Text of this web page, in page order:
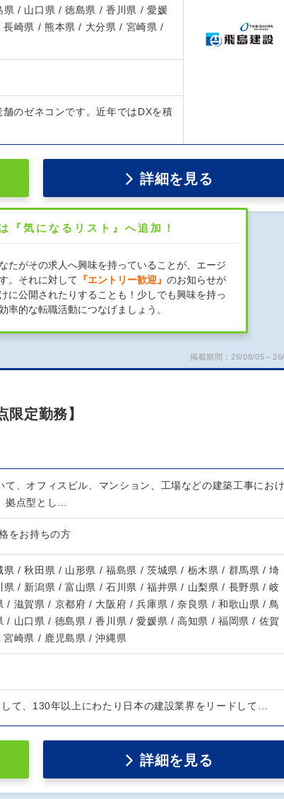
/ 山口県 / 徳島県 / 香川県 / 愛媛
崎県 / 熊本県 / 大分県 / 宮崎県 /
のゼネコンです。近年ではDXを積
詳細を見る
『気になるリスト』へ追加！
たがその求人へ興味を持っていることが、エージ
。それに対して 『エントリー歓迎』 のお知らせが
に公開されたりすることも！少しでも興味を持っ
的な転職活動につなげましょう。
掲載期間：26/08/05～
定勤務】
て、オフィスビル、マンション、工場などの建築工事におけ
拠点型とし…
をお持ちの方
/ 秋田県 / 山形県 / 福島県 / 茨城県 / 栃木県 / 群馬県 / 埼
/ 新潟県 / 富山県 / 石川県 / 福井県 / 山梨県 / 長野県 / 岐
/ 滋賀県 / 京都府 / 大阪府 / 兵庫県 / 奈良県 / 和歌山県 / 鳥
/ 山口県 / 徳島県 / 香川県 / 愛媛県 / 高知県 / 福岡県 / 佐賀
崎県 / 鹿児島県 / 沖縄県
て、130年以上にわたり日本の建設業界をリードして…
詳細を見る